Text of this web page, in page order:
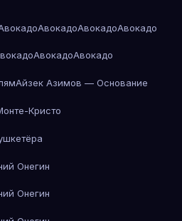
АвокадоАвокадоАвокадо
АвокадоАвокадо
Айзек Азимов — Основание
Кристо
Онегин
Онегин